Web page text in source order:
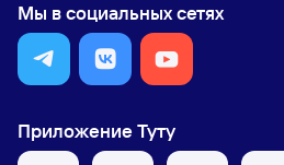
Мы в социальных сетях
Приложение Туту